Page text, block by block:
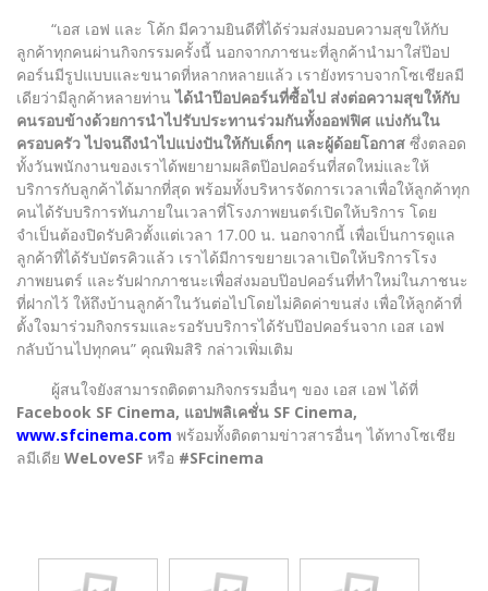
“เอส เอฟ และ โค้ก มีความยินดีที่ได้ร่วมส่งมอบความสุขให้กับ
ลูกค้าทุกคนผ่านกิจกรรมครั้งนี้ นอกจากภาชนะที่ลูกค้านำมาใส่ป๊อป
คอร์นมีรูปแบบและขนาดที่หลากหลายแล้ว เรายังทราบจากโซเชียลมี
เดียว่ามีลูกค้าหลายท่านได้นำป๊อปคอร์นที่ซื้อไป ส่งต่อความสุขให้กับ
คนรอบข้างด้วยการนำไปรับประทานร่วมกันทั้งออฟฟิศ แบ่งกันใน
ครอบครัว ไปจนถึงนำไปแบ่งปันให้กับเด็กๆ และผู้ด้อยโอกาส ซึ่งตลอด
ทั้งวันพนักงานของเราได้พยายามผลิตป๊อปคอร์นที่สดใหม่และให้
บริการกับลูกค้าได้มากที่สุด พร้อมทั้งบริหารจัดการเวลาเพื่อให้ลูกค้าทุก
คนได้รับบริการทันภายในเวลาที่โรงภาพยนตร์เปิดให้บริการ โดย
จำเป็นต้องปิดรับคิวตั้งแต่เวลา 17.00 น. นอกจากนี้ เพื่อเป็นการดูแล
ลูกค้าที่ได้รับบัตรคิวแล้ว เราได้มีการขยายเวลาเปิดให้บริการโรง
ภาพยนตร์ และรับฝากภาชนะเพื่อส่งมอบป๊อปคอร์นที่ทำใหม่ในภาชนะ
ที่ฝากไว้ ให้ถึงบ้านลูกค้าในวันต่อไปโดยไม่คิดค่าขนส่ง เพื่อให้ลูกค้าที่
ตั้งใจมาร่วมกิจกรรมและรอรับบริการได้รับป๊อปคอร์นจาก เอส เอฟ
กลับบ้านไปทุกคน” คุณพิมสิริ กล่าวเพิ่มเติม
ผู้สนใจยังสามารถติดตามกิจกรรมอื่นๆ ของ เอส เอฟ ได้ที่
Facebook SF Cinema, แอปพลิเคชั่น SF Cinema,
www.sfcinema.com พร้อมทั้งติดตามข่าวสารอื่นๆ ได้ทางโซเชีย
ลมีเดีย WeLoveSF หรือ #SFcinema